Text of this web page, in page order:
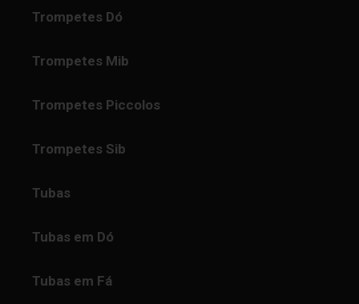
Trompetes Dó
Trompetes Mib
Trompetes Piccolos
Trompetes Sib
Tubas
Tubas em Dó
Tubas em Fá